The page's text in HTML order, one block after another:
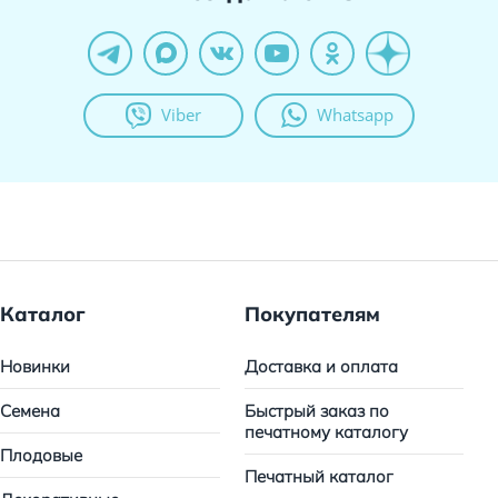
Viber Whatsapp
Каталог
Новинки
Семена
Плодовые
Покупателям
Доставка и оплата
Быстрый заказ по
печатному каталогу
Печатный каталог